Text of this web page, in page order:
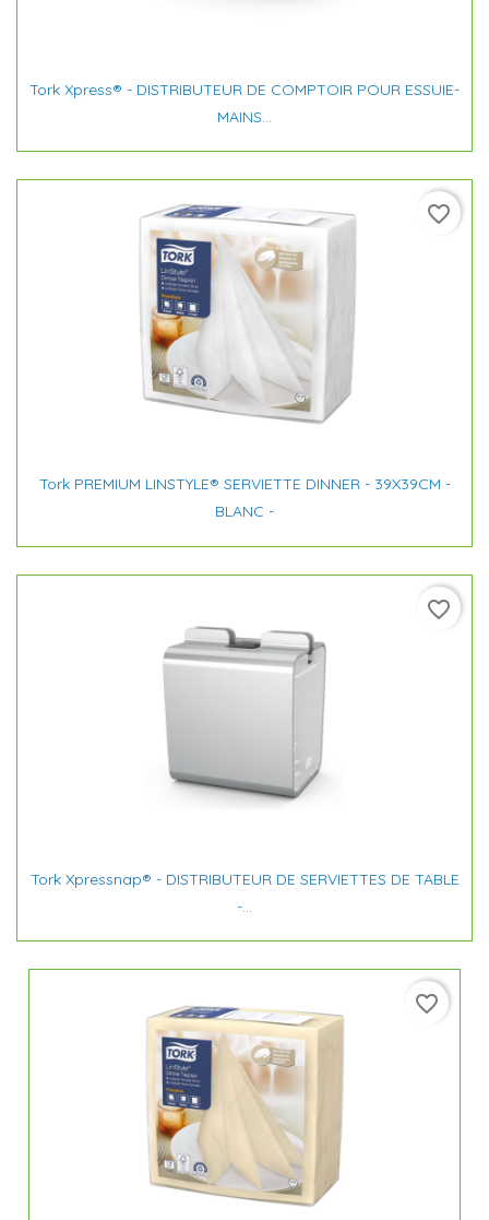
Tork Xpress® - DISTRIBUTEUR DE COMPTOIR POUR ESSUIE-
MAINS...
Tork PREMIUM LINSTYLE® SERVIETTE DINNER - 39X39CM -
BLANC -
favorite_border
Tork Xpressnap® - DISTRIBUTEUR DE SERVIETTES DE TABLE
-...
favorite_border
favorite_border